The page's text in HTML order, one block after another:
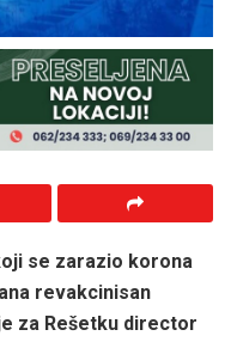
se zarazio korona
revakcinisan
za Rešetku director